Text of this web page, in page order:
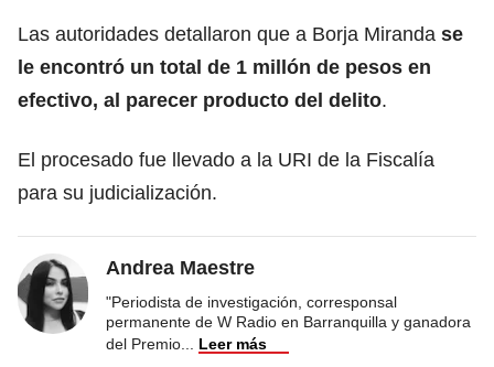
Las autoridades detallaron que a Borja Miranda se
le encontró un total de 1 millón de pesos en
efectivo, al parecer producto del delito.
El procesado fue llevado a la URI de la Fiscalía
para su judicialización.
Andrea Maestre
"Periodista de investigación, corresponsal
permanente de W Radio en Barranquilla y ganadora
del Premio
Leer más